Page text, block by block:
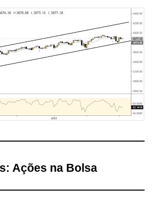
Ações na Bolsa